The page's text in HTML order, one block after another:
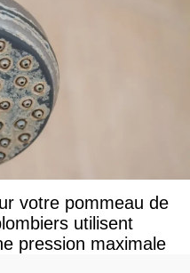
votre pommeau de
utilisent
pression maximale